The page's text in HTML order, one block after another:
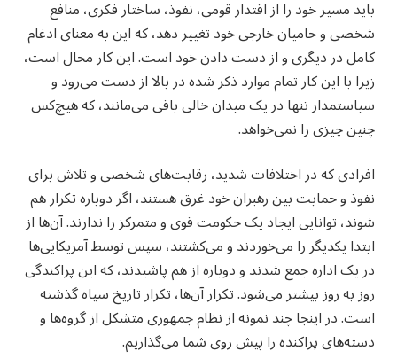
باید مسیر خود را از اقتدار قومی، نفوذ، ساختار فکری، منافع
شخصی و حامیان خارجی خود تغییر دهد، که این به معنای ادغام
کامل در دیگری و از دست دادن خود است. این کار محال است،
زیرا با این کار تمام موارد ذکر شده در بالا از دست می‌رود و
سیاستمدار تنها در یک میدان خالی باقی می‌مانند، که هیچ‌کس
چنین چیزی را نمی‌خواهد.
افرادی که در اختلافات شدید، رقابت‌های شخصی و تلاش برای
نفوذ و حمایت بین رهبران خود غرق هستند، اگر دوباره تکرار هم
شوند، توانایی ایجاد یک حکومت قوی و متمرکز را ندارند. آن‌ها از
ابتدا یکدیگر را می‌خوردند و می‌کشتند، سپس توسط آمریکایی‌ها
در یک اداره جمع شدند و دوباره از هم پاشیدند، که این پراکندگی
روز به روز بیشتر می‌شود. تکرار آن‌ها، تکرار تاریخ سیاه گذشته
است. در اینجا چند نمونه از نظام جمهوری متشکل از گروه‌ها و
دسته‌های پراکنده را پیش روی شما می‌گذاریم.